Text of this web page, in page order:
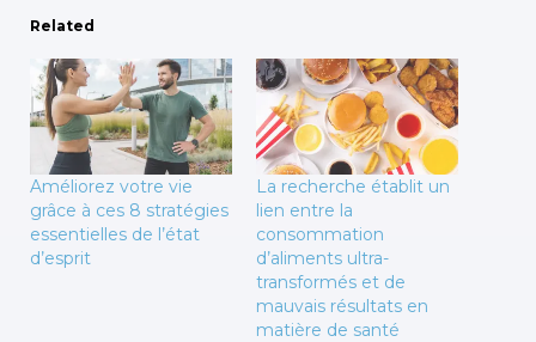
Related
Améliorez votre vie
grâce à ces 8 stratégies
essentielles de l’état
d’esprit
La recherche établit un
lien entre la
consommation
d’aliments ultra-
transformés et de
mauvais résultats en
matière de santé